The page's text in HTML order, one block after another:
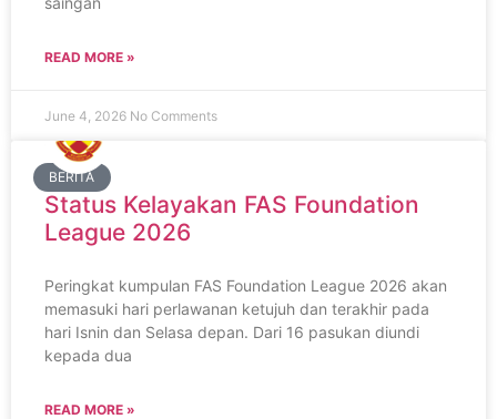
READ MORE »
June 4, 2026 No Comments
BERITA
Status Kelayakan FAS Foundation
League 2026
Peringkat kumpulan FAS Foundation League 2026 akan
memasuki hari perlawanan ketujuh dan terakhir pada
hari Isnin dan Selasa depan. Dari 16 pasukan diundi
kepada dua
READ MORE »